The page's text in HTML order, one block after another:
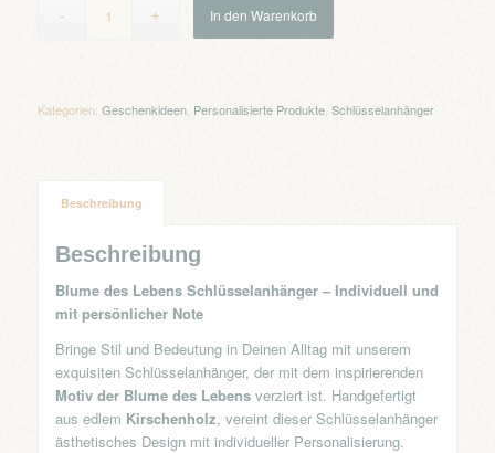
In den Warenkorb
Kategorien: Geschenkideen, Personalisierte Produkte, Schlüsselanhänger
Beschreibung
Beschreibung
Blume des Lebens Schlüsselanhänger – Individuell und
mit persönlicher Note
Bringe Stil und Bedeutung in Deinen Alltag mit unserem
exquisiten Schlüsselanhänger, der mit dem inspirierenden
Motiv der Blume des Lebensverziert ist. Handgefertigt
aus edlem Kirschenholz, vereint dieser Schlüsselanhänger
ästhetisches Design mit individueller Personalisierung.